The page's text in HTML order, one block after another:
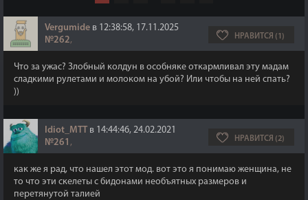
Vergumide в 12:38:58, 17.11.2025
№262, НРАВИТСЯ (1)
Что за ужас? Злобный колдун в особняке откармливал эту мадам
сладкими рулетами и молоком на убой? Или чтобы на ней спать?
))
Idiot_MTT в 14:44:46, 24.02.2021
№261 , НРАВИТСЯ (2)
как же я рад, что нашел этот мод. вот это я понимаю женщина, не
то что эти скелеты с бидонами необъятных размеров и
перетянутой талией